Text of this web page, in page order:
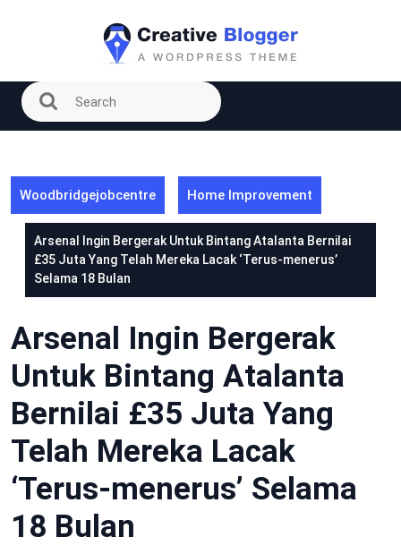
Woodbridgejobcentre Home Improvement
Arsenal Ingin Bergerak Untuk Bintang Atalanta Bernilai
£35 Juta Yang Telah Mereka Lacak ‘Terus-menerus’
Selama 18 Bulan
Arsenal Ingin Bergerak
Untuk Bintang Atalanta
Bernilai £35 Juta Yang
Telah Mereka Lacak
‘Terus-menerus’ Selama
18 Bulan